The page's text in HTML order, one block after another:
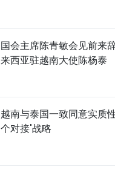
国会主席陈青敏会见前来
来西亚驻越南大使陈杨泰
越南与泰国一致同意实质
个对接'战略